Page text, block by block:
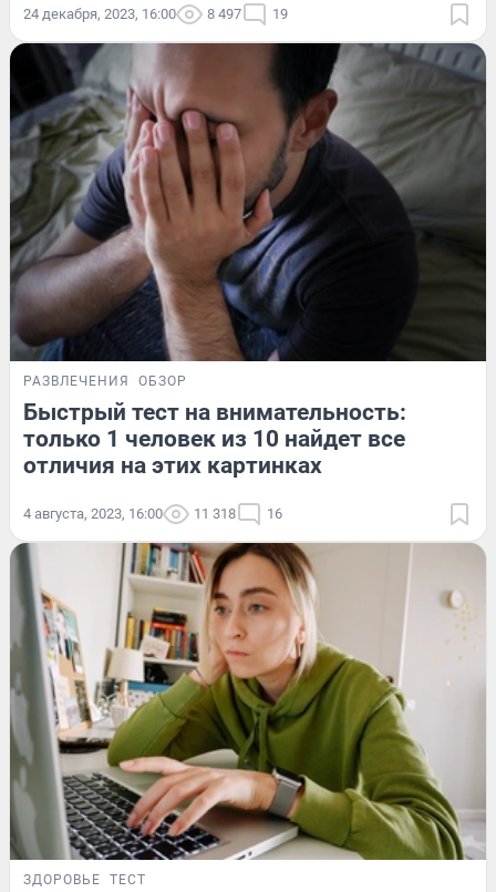
24 декабря, 2023, 16:00 8 497 19
РАЗВЛЕЧЕНИЯ ОБЗОР
Быстрый тест на внимательность:
только 1 человек из 10 найдет все
отличия на этих картинках
4 августа, 2023, 16:00 11 318 16
ЗДОРОВЬЕ ТЕСТ